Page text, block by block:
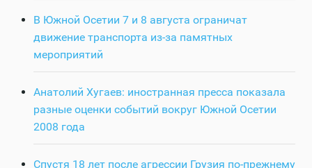
В Южной Осетии 7 и 8 августа ограничат
движение транспорта из-за памятных
мероприятий
Анатолий Хугаев: иностранная пресса показала
разные оценки событий вокруг Южной Осетии
2008 года
Спустя 18 лет после агрессии Грузия по-прежнему